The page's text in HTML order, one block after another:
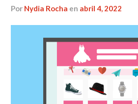
por Nydia Rocha en abril 4, 2022